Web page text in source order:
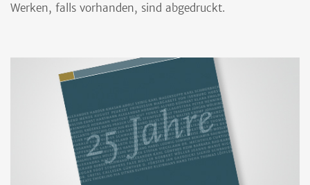
Werken, falls vorhanden, sind abgedruckt.